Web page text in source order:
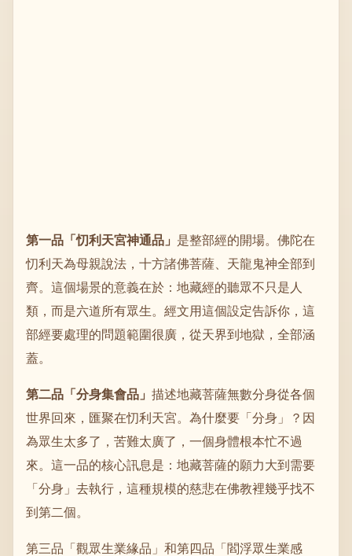
第一品「忉利天宮神通品」 是整部經的開場。佛陀在
忉利天為母親說法，十方諸佛菩薩、天龍鬼神全部到
齊。這個場景的意義在於：地藏經的聽眾不只是人
類，而是六道所有眾生。經文用這個設定告訴你，這
部經要處理的問題範圍很廣，從天界到地獄，全部涵
蓋。
第二品「分身集會品」 描述地藏菩薩無數分身從各個
世界回來，匯聚在忉利天宮。為什麼要「分身」？因
為眾生太多了，苦難太廣了，一個身體根本忙不過
來。這一品的核心訊息是：地藏菩薩的願力大到需要
「分身」去執行，這種規模的慈悲在佛教裡幾乎找不
到第二個。
第三品「觀眾生業緣品」和第四品「閻浮眾生業感